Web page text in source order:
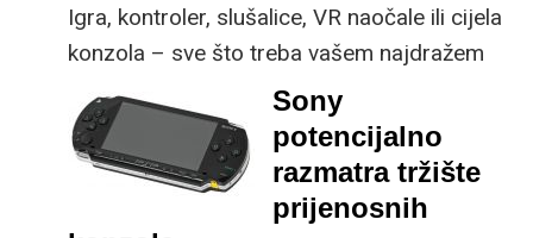
zanimljive tehnologije
kao što su MiniLED
pozadinsko osvjetljenje
ili visoka brzina
osvježavanja zaslona
za gamere.
Igra, kontroler, slušalice, VR naočale ili cijela
konzola – sve što treba vašem najdražem
gameru na jednom mjestu. Donosimo vam
sve što morate znati za ovogodišnju
blagdansku kupnju.
Sony
potencijalno
razmatra tržište
prijenosnih